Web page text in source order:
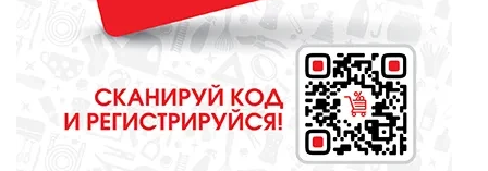
СПОРТ
полицейского